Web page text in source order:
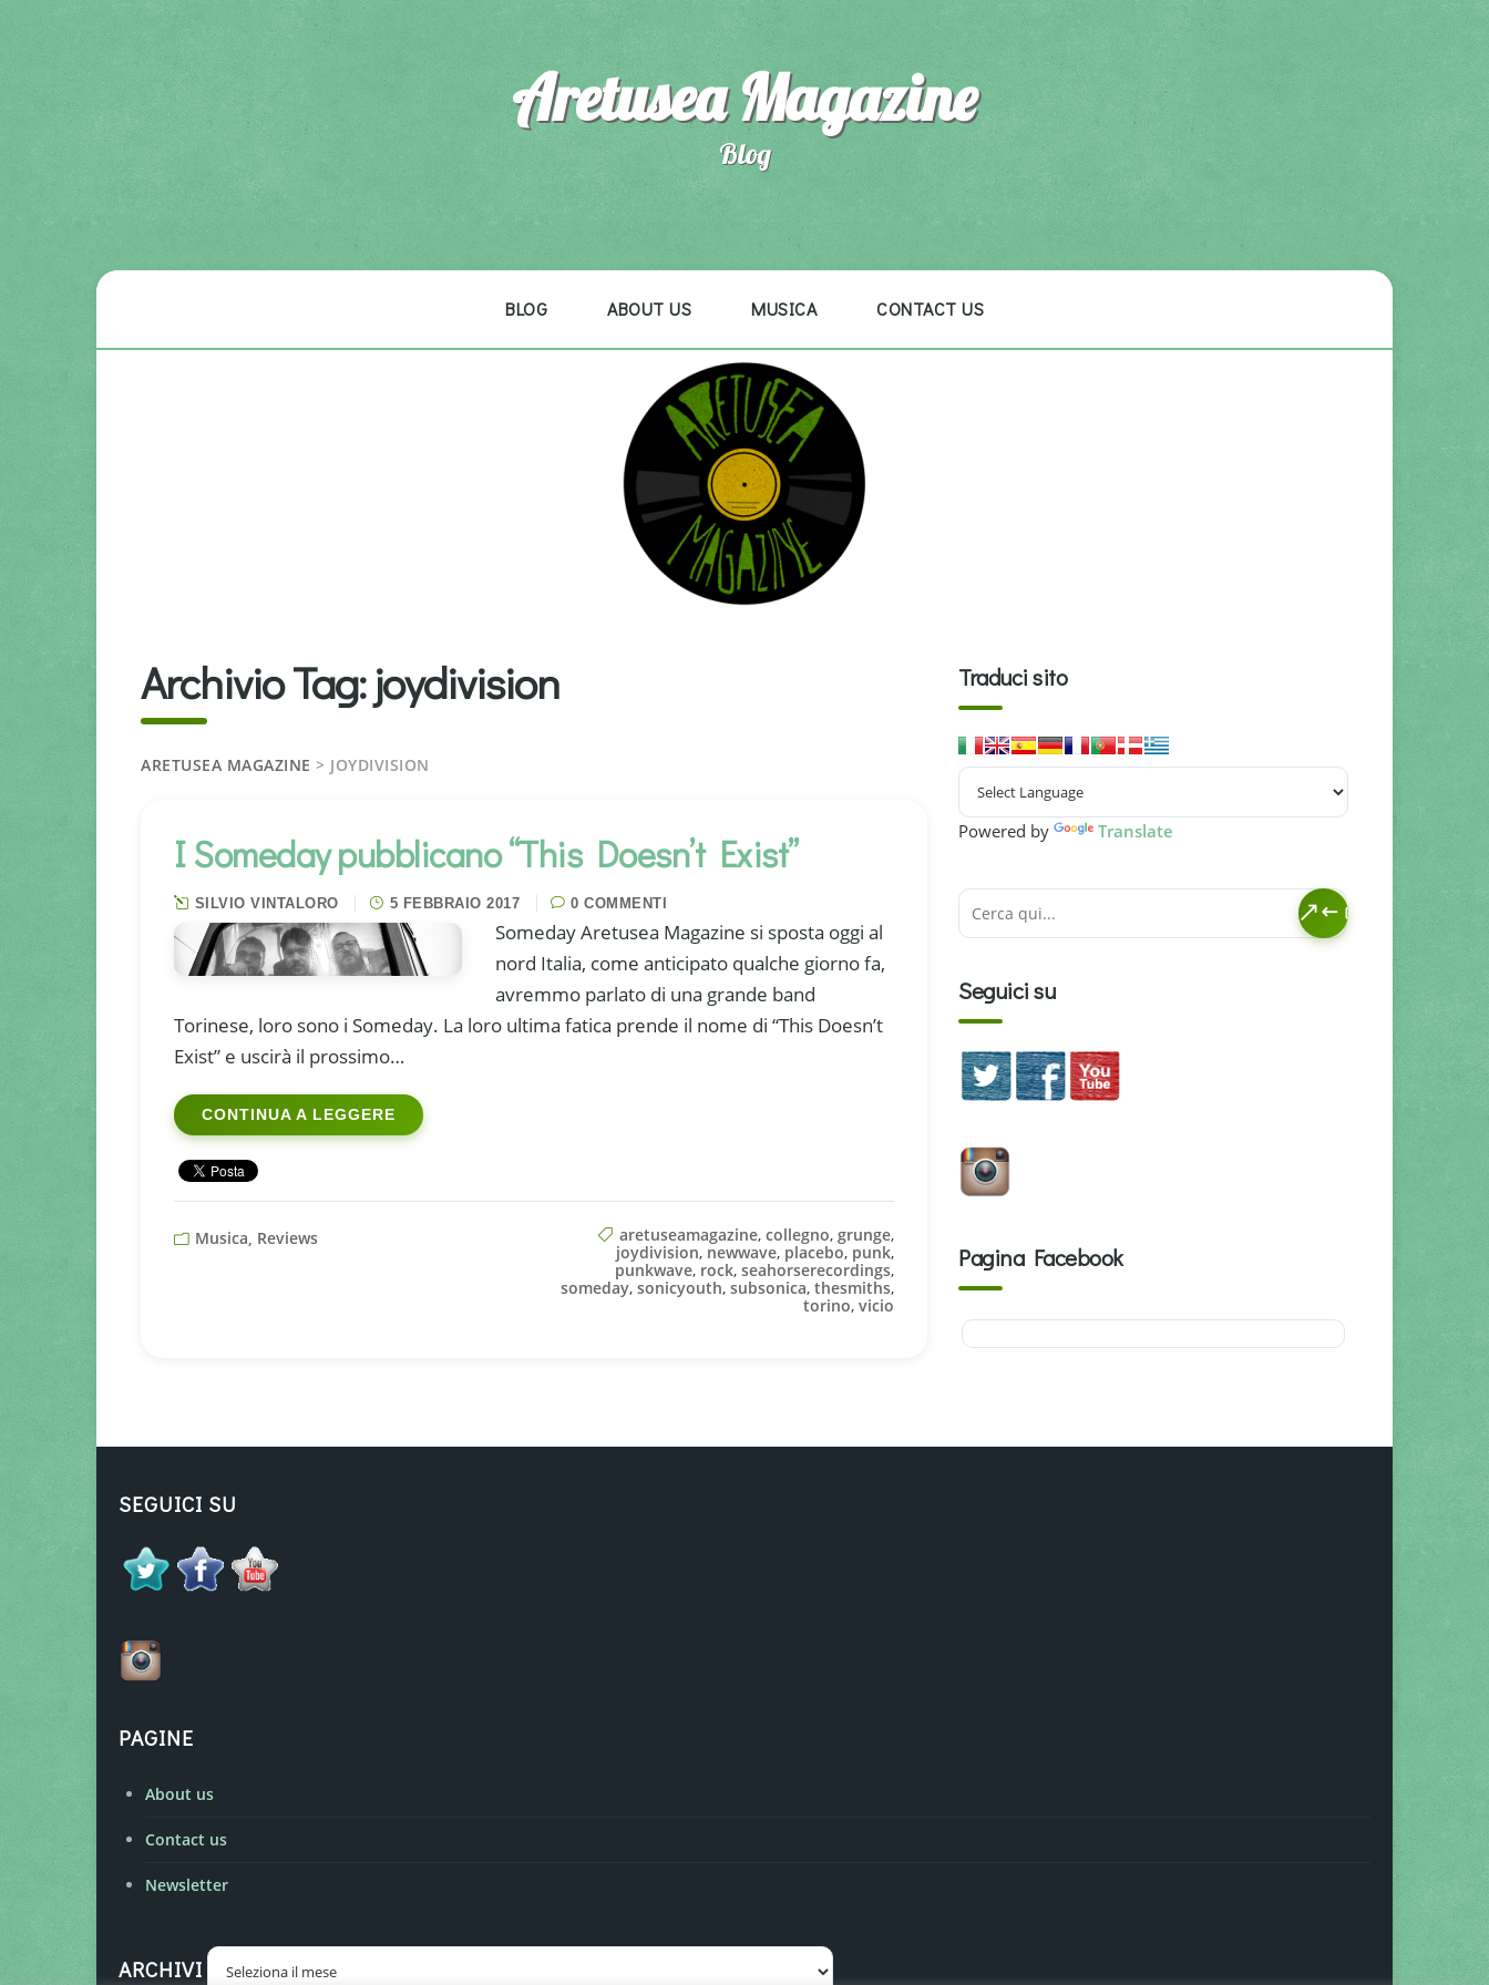
Aretusea Magazine
Blog
BLOG ABOUT US MUSICA CONTACT US
Archivio Tag:joydivision
ARETUSEA MAGAZINE > JOYDIVISION
I Someday pubblicano “This Doesn’t Exist”
SILVIO VINTALORO 5 FEBBRAIO 2017 0 COMMENTI
Someday Aretusea Magazine si sposta oggi al
nord Italia, come anticipato qualche giorno fa,
avremmo parlato di una grande band
Torinese, loro sono i Someday. La loro ultima fatica prende il nome di “This Doesn’t
Exist” e uscirà il prossimo…
CONTINUA A LEGGERE
Musica, Reviews aretuseamagazine, collegno, grunge,
joydivision, newwave, placebo, punk,
punkwave, rock, seahorserecordings,
someday, sonicyouth, subsonica, thesmiths,
torino, vicio
Traduci sito
Powered by Translate
Seguici su
Pagina Facebook
SEGUICI SU
PAGINE
About us
Contact us
Newsletter
ARCHIVI Archivi